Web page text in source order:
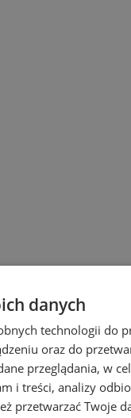
danych
technologii do
oraz do
przeglądania, w
i treści, analizy
przetwarzać Twoje